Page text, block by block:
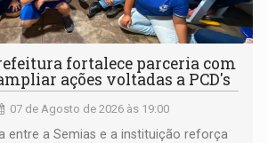
fortalece parceria com
ações voltadas a PCD's
07 de Agosto de 2026 às 19:00
entre a Semias e a instituição reforça